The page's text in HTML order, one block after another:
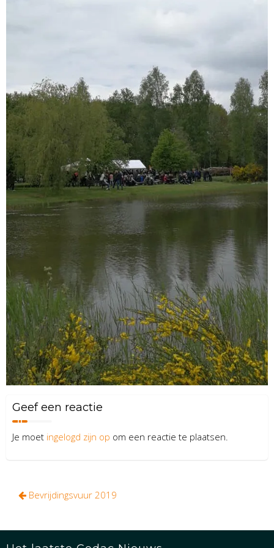
Geef een reactie
Je moet ingelogd zijn op om een reactie te plaatsen.
Bericht
Bevrijdingsvuur 2019